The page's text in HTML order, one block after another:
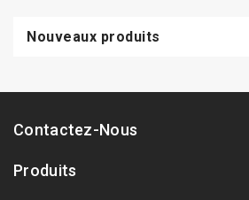
Nouveaux produits
Contactez-Nous
Produits